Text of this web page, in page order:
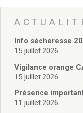
Services
Affaires
Vie
Police
Services en
Licences
Info sécheresse
15 juillet 2026
Vigilance orange
15 juillet 2026
Présence
11 juillet 2026